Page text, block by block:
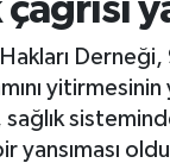
Derneği,
yitirmesinin
yansıması